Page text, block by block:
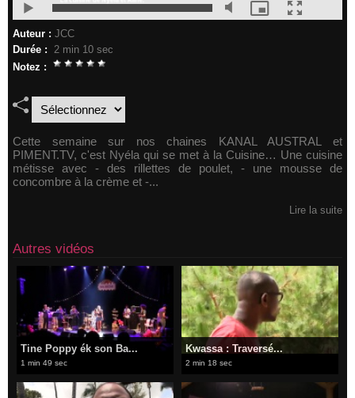
Auteur : JCC
Durée : 2 min 10 sec
Notez :
Cette semaine sur nos chaines KANAL AUSTRAL et
PIMENT.TV, c'est Nyéla qui se met à la Cuisine… Une cuisine
métisse avec - des rillettes de poulet, - une mousse de
concombre à la crème et -...
Lire la suite
Autres vidéos
Tine Poppy ék son Ba...
1 min 49 sec
Kwassa : Traversé...
2 min 18 sec